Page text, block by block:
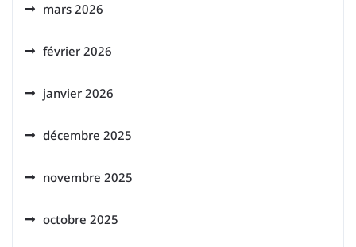
mars 2026
février 2026
janvier 2026
décembre 2025
novembre 2025
octobre 2025